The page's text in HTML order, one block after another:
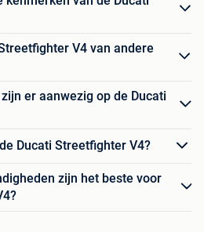
V4 van andere
er aanwezig op de Ducati
Ducati Streetfighter V4?
zijn het beste voor